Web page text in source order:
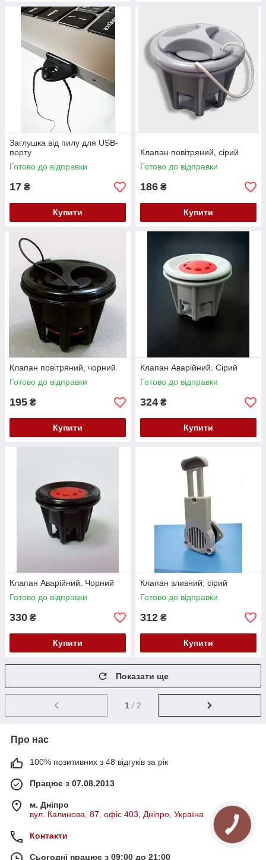
Заглушка від пилу для USB-
порту
Готово до відправки
17 ₴
Купити
Клапан повітряний, сірий
Готово до відправки
186 ₴
Купити
Клапан повітряний, чорний
Готово до відправки
195 ₴
Купити
Клапан Аварійний. Сірий
Готово до відправки
324 ₴
Купити
Клапан Аварійний. Чорний
Готово до відправки
330 ₴
Купити
Клапан зливний, сірий
Готово до відправки
312 ₴
Купити
Показати ще
1 / 2
Про нас
100% позитивних з 48 відгуків за рік
Працює з 07.08.2013
м. Дніпро
вул. Калинова, 87, офіс 403, Дніпро, Україна
Контакти
Сьогодні працює з 09:00 до 21:00